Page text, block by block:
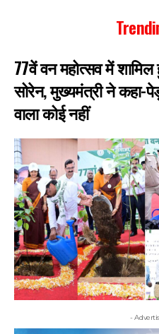
77वें वन महोत्सव में
सोरेन, मुख्यमंत्री ने कहा-
वाला कोई नहीं
-